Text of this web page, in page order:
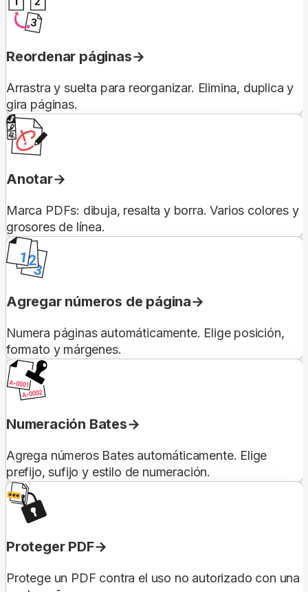
Reordenar páginas
Arrastra y suelta para reorganizar. Elimina, duplica y
gira páginas.
Anotar
Marca PDFs: dibuja, resalta y borra. Varios colores y
grosores de línea.
Agregar números de página
Numera páginas automáticamente. Elige posición,
formato y márgenes.
Numeración Bates
Agrega números Bates automáticamente. Elige
prefijo, sufijo y estilo de numeración.
Proteger PDF
Protege un PDF contra el uso no autorizado con una